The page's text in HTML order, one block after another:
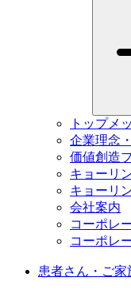
トップメ
企業理念
価値創造
キョーリ
キョーリ
会社案内
コーポレ
コーポレ
患者さん・ご家